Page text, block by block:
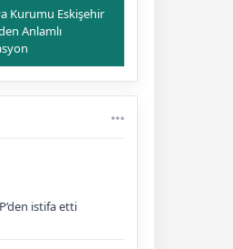
Kurumu Eskişehir
Anlamlı
istifa etti